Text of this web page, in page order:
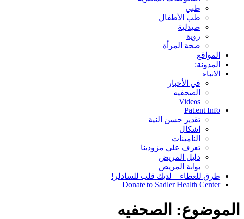
طبي
طب الأطفال
صيدلية
رؤية
صحة المرأة
المواقع
المدونة:
الانباء
في الأخبار
الصحفيه
Videos
Patient Info
تقدير حسن النية
اشكال
التامينات
تعرف على مزودينا
دليل المريض
بوابة المريض
طرق للعطاء – لديك قلب للسادلر!
Donate to Sadler Health Center
الموضوع: الصحفيه